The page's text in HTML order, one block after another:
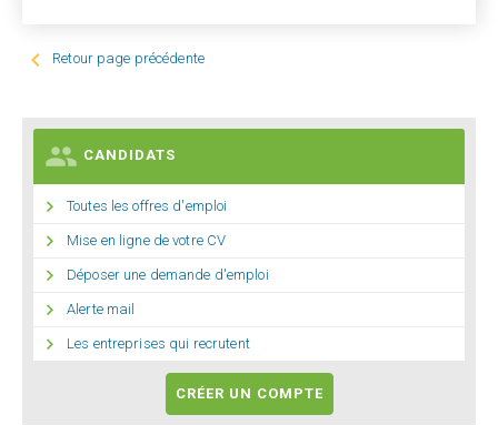
 Retour page précédente
 CANDIDATS
 Toutes les offres d'emploi
 Mise en ligne de votre CV
 Déposer une demande d'emploi
 Alerte mail
 Les entreprises qui recrutent
CRÉER UN COMPTE